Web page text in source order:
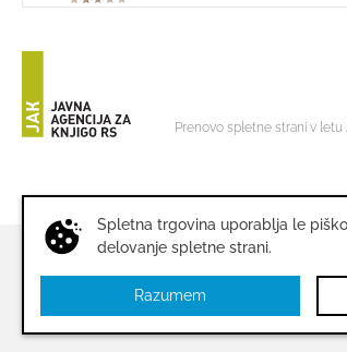
Prenovo spletne strani v letu
Miš Založba -MIŠ d.o.o. Pogoji
Spletna trgovina uporablja le
delovanje spletne strani.
Razumem